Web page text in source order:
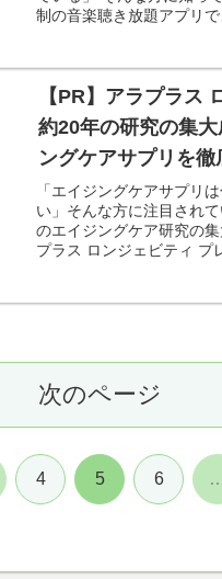
制の音楽聴き放題アプリ
【PR】アラプラス
約20年の研究の集
ングケアサプリを徹
「エイジングケアサプリ
い」そんな方に注目され
のエイジングケア研究の
プラス ロンジェビティ プ
次のページ
4 5 6